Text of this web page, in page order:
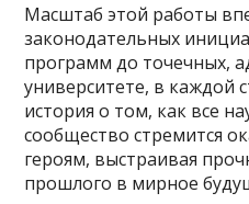
Масштаб этой работы
законодательных
программ до точечных,
университете, в каждой
история о том, как все
сообщество стремится
героям, выстраивая
прошлого в мирное